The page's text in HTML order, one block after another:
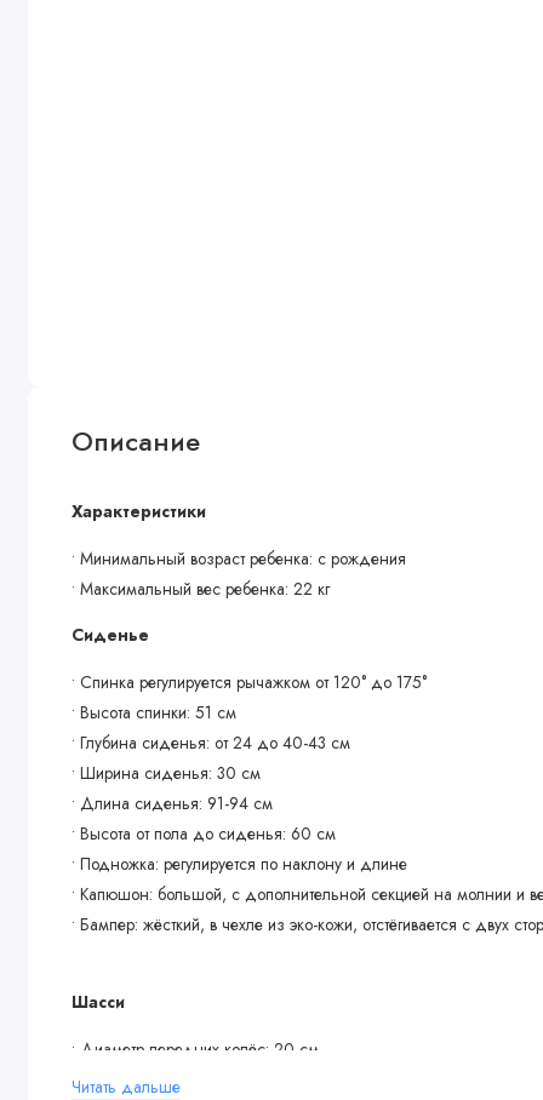
Описание
Характеристики
• Минимальный возраст ребенка: с рождения
• Максимальный вес ребенка: 22 кг
Сиденье
• Спинка регулируется рычажком от 120° до 175°
• Высота спинки: 51 см
• Глубина сиденья: от 24 до 40-43 см
• Ширина сиденья: 30 см
• Длина сиденья: 91-94 см
• Высота от пола до сиденья: 60 см
• Подножка: регулируется по наклону и длине
• Капюшон: большой, с дополнительной секцией на молнии и
• Бампер: жёсткий, в чехле из эко-кожи, отстёгивается с двух
Шасси
• Диаметр передних колёс: 20 см
• Диаметр задних колёс: 28 см
Читать дальше